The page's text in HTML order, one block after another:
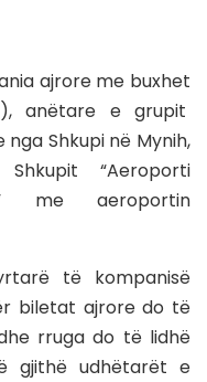
ajrore me buxhet
anëtare e grupit
Shkupi në Mynih,
“Aeroporti
me aeroportin
të kompanisë
biletat ajrore do të
rruga do të lidhë
gjithë udhëtarët e